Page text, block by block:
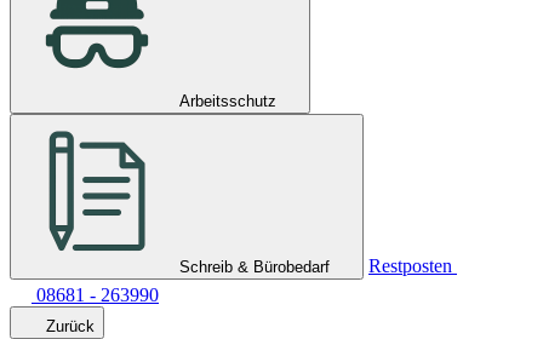
Arbeitsschutz
Schreib & Bürobedarf
Restposten
08681 - 263990
Zurück